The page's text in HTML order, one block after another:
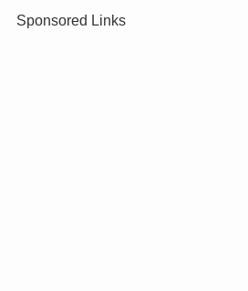
Sponsored Links